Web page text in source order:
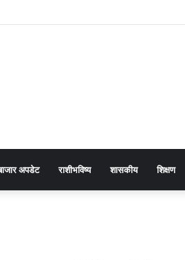
अपडेट राशीभविष्य शासकीय शिक्षण